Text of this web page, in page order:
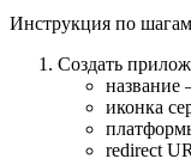
Инструкция по
Создать
название
иконка
redirect